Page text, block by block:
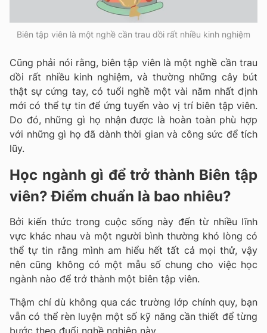
Biên tập viên là một nghề cần trau dồi rất nhiều kinh nghiệm
Cũng phải nói rằng, biên tập viên là một nghề cần trau
dồi rất nhiều kinh nghiệm, và thường những cây bút
thật sự cứng tay, có tuổi nghề một vài năm nhất định
mới có thể tự tin để ứng tuyển vào vị trí biên tập viên.
Do đó, những gì họ nhận được là hoàn toàn phù hợp
với những gì họ đã dành thời gian và công sức để tích
lũy.
Học ngành gì để trở thành Biên tập
viên? Điểm chuẩn là bao nhiêu?
Bởi kiến thức trong cuộc sống này đến từ nhiều lĩnh
vực khác nhau và một người bình thường khó lòng có
thể tự tin rằng mình am hiểu hết tất cả mọi thử, vậy
nên cũng không có một mẫu số chung cho việc học
ngành nào để trở thành một biên tập viên.
Thậm chí dù không qua các trường lớp chính quy, bạn
vẫn có thể rèn luyện một số kỹ năng cần thiết để từng
bước theo đuổi nghề nghiệp này.